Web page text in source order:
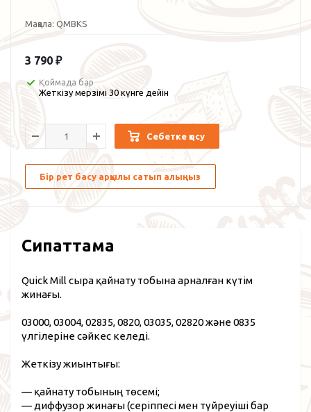
Мақала: QMBKS
3 790 ₽
Қоймада бар
Жеткізу мерзімі 30 күнге дейін
Себетке қосу
Бір рет басу арқылы сатып алыңыз
Сипаттама
Quick Mill сыра қайнату тобына арналған күтім
жинағы.
03000, 03004, 02835, 0820, 03035, 02820 және 0835
үлгілеріне сәйкес келеді.
Жеткізу жиынтығы:
— қайнату тобының төсемі;
— диффузор жинағы (серіппесі мен түйреуіші бар